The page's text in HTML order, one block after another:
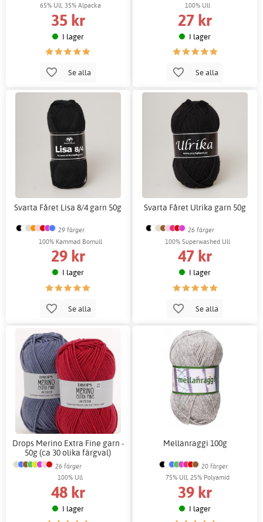
65% Ull, 35% Alpacka
35 kr
I lager
Se alla
100% Ull
27 kr
I lager
Se alla
Svarta Fåret Lisa 8/4 garn 50g
29 färger
100% Kammad Bomull
29 kr
I lager
Se alla
Svarta Fåret Ulrika garn 50g
26 färger
100% Superwashed Ull
47 kr
I lager
Se alla
Drops Merino Extra Fine garn -
50g (ca 30 olika färgval)
26 färger
100% Ull
48 kr
I lager
Mellanraggi 100g
20 färger
75% Ull, 25% Polyamid
39 kr
I lager